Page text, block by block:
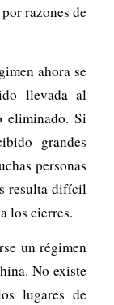
razones de
ahora se
llevada al
Si
grandes
personas
resulta difícil
los cierres.
un régimen
No existe
lugares de